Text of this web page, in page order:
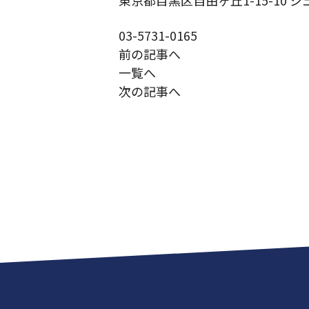
03-5731-0165
前の記事へ
一覧へ
次の記事へ